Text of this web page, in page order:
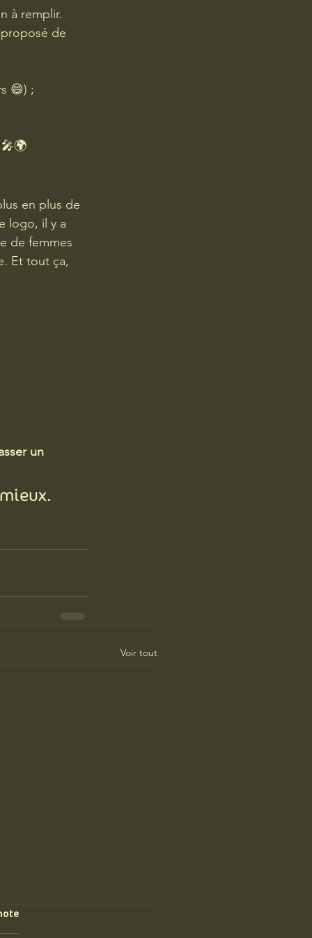
à remplir.
de
😄) ;
en plus de
logo, il y a
de femmes
Et tout ça,
un
Voir tout